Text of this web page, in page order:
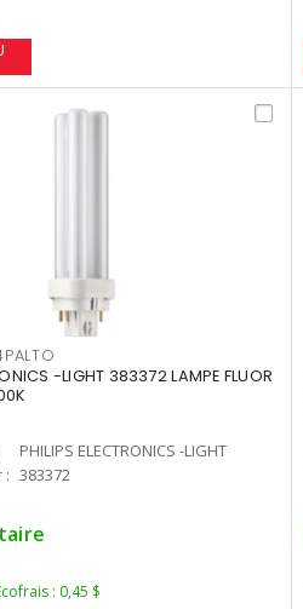
-LIGHT 383372 LAMPE FLUOR
PHILIPS ELECTRONICS -LIGHT
: 383372
: 0,45 $